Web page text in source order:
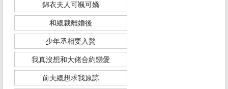
錦衣夫人可颯可嬌
和總裁離婚後
少年丞相要入贅
我真沒想和大佬合約戀愛
前夫總想求我原諒